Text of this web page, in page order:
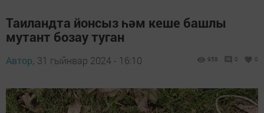
Таиландта йонсыз һәм кеше башлы
мутант бозау туган
Автор, 31 гыйнвар 2024 - 16:10 958 0 0